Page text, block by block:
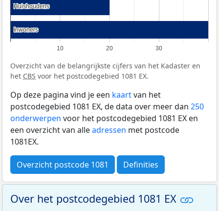
10 20 30
Huishoudens
Huishoudens
Inwoners
Inwoners
Overzicht van de belangrijkste cijfers van het Kadaster en
het CBS voor het postcodegebied 1081 EX.
Op deze pagina vind je een kaartvan het
postcodegebied 1081 EX, de data over meer dan 250
onderwerpen voor het postcodegebied 1081 EX en
een overzicht van alleadressen met postcode
1081EX.
Overzicht postcode 1081 Definities
Over het postcodegebied 1081 EX